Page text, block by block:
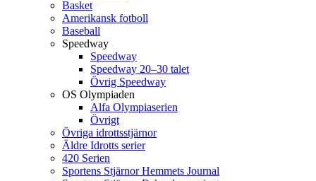
Basket
Amerikansk fotboll
Baseball
Speedway
Speedway
Speedway 20–30 talet
Övrig Speedway
OS Olympiaden
Alfa Olympiaserien
Övrigt
Övriga idrottsstjärnor
Äldre Idrotts serier
420 Serien
Sportens Stjärnor Hemmets Journal